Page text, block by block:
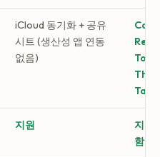
iCloud 동기화 + 공유
시트 (생산성 앱 연동
없음)
지원
지원,
함 충